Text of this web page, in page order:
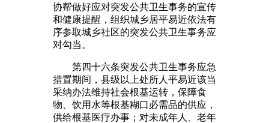
协帮做好应对突发公共卫生事务的宣传
和健康提醒，组织城乡居平易近依法有
序参取城乡社区的突发公共卫生事务应
对勾当。
第四十六条突发公共卫生事务应急
措置期间，县级以上处所人平易近该当
采纳办法维持社会根基运转，保障食
物、饮用水等根基糊口必需品的供应，
供给根基医疗办事；对未成年人、老年